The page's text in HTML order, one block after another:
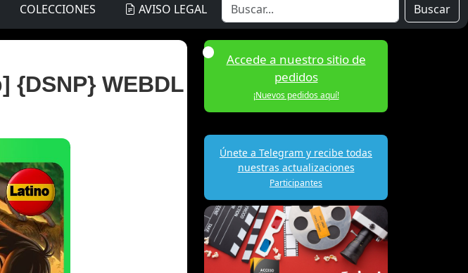
COLECCIONES AVISO LEGAL Buscar
{DSNP} WEBDL
Accede a nuestro sitio de
pedidos
¡Nuevos pedidos aquí!
Únete a Telegram y recibe todas
nuestras actualizaciones
Participantes